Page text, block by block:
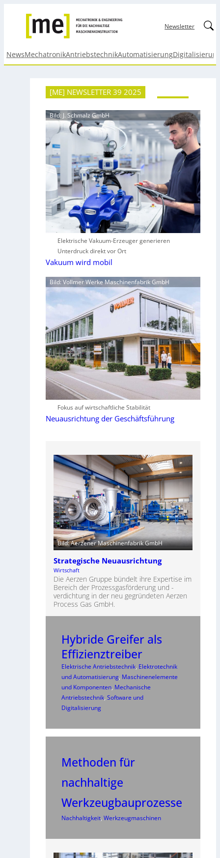
Newsletter
NewsMechatronikAntriebstechnikAutomatisierung
[ME] NEWSLETTER 39 2025
Bild: J. Schmalz GmbH
Elektrische Vakuum-Erzeuger generieren
Unterdruck direkt vor Ort
Vakuum wird mobil
Bild: Vollmer Werke Maschinenfabrik GmbH
Fokus auf wirtschaftliche Stabilität
Neuausrichtung der Geschäftsführung
Bild: Aerzener Maschinenfabrik GmbH
Strategische Neuausrichtung
Wirtschaft
Die Aerzen Gruppe bündelt ihre Expertise im
Bereich der Prozessgasförderung und -
verdichtung in der neu gegründeten Aerzen
Process Gas GmbH.
Hybride Greifer als
Effizienztreiber
Elektrische Antriebstechnik, Elektrotechnik
und Automatisierung, Maschinenelemente
und Komponenten, Mechanische
Antriebstechnik, Software und
Digitalisierung
Methoden für
nachhaltige
Werkzeugbauprozesse
Nachhaltigkeit, Werkzeugmaschinen